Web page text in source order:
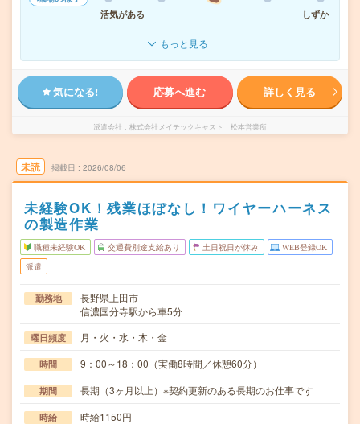
活気がある
しずか
もっと見る
気になる! 応募へ進む 詳しく見る
派遣会社 株式会社メイテックキャスト 松本営業所
未読 掲載日 2026/08/06
未経験OK！残業ほぼなし！ワイヤーハーネス
の製造作業
職種未経験OK 交通費別途支給あり 土日祝日が休み WEB登録OK
派遣
勤務地
長野県上田市
信濃国分寺駅から車5分
曜日頻度 月・火・水・木・金
時間 9：00～18：00（実働8時間／休憩60分）
期間 長期（3ヶ月以上）※契約更新のある長期のお仕事です
時給 時給1150円